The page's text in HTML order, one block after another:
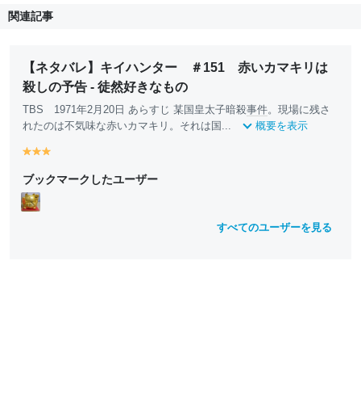
関連記事
【ネタバレ】キイハンター ＃151 赤いカマキリは
殺しの予告 - 徒然好きなもの
TBS 1971年2月20日 あらすじ 某国皇太子暗殺事件。現場に残さ
れたのは不気味な赤いカマキリ。それは国...
概要を表示
y
ll
o
w
y
ll
o
w
ll
ブックマークしたユーザー
すべてのユーザーを見る